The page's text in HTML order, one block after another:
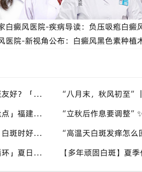
白癜风医院-疾病导读：负压吸疱白癜
医院-新视角公布：白癜风黑色素种植
立秋吃什么对白斑友好？「泉州中科白癜风医院」福建白癜风患者饮食不要盲目忌口
「换季白斑误区盘点」福建泉州中科白癜风医院，白斑消长多变，科学对待才是正道
【福建泉州街坊】白斑时好时坏反反复复，找不准诱因，泉州中科白癜风医院帮梳理夏季白斑波动各类诱因
「白斑焦虑恶性循环」夏日看见白斑变化就恐慌，负面情绪反加重病情，泉州中科白癜风医院呼吁放平心态应对